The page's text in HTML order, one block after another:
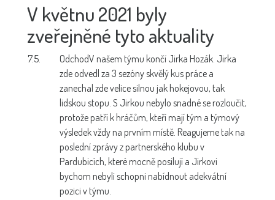
V květnu 2021 byly
zveřejněné tyto aktuality
7.5. OdchodV našem týmu končí Jirka Hozák. Jirka
zde odvedl za 3 sezóny skvělý kus práce a
zanechal zde velice silnou jak hokejovou, tak
lidskou stopu. S Jirkou nebylo snadné se rozloučit,
protože patří k hráčům, kteří mají tým a týmový
výsledek vždy na prvním místě. Reagujeme tak na
poslední zprávy z partnerského klubu v
Pardubicích, které mocně posilují a Jirkovi
bychom nebyli schopni nabídnout adekvátní
pozici v týmu.